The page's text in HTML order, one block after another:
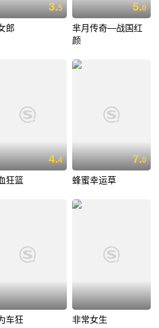
3.5
郎
5.0
芈月传奇—战国红
颜
4.4
狂篮
7.0
蜂蜜幸运草
车狂 非常女生